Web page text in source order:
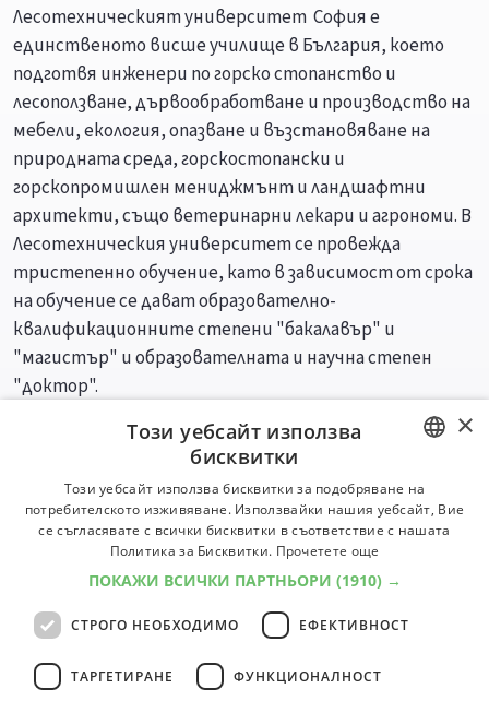
Лесотехническият университет ­ София е
единственото висше училище в България, което
подготвя инженери по горско стопанство и
лесоползване, дървообработване и производство на
мебели, екология, опазване и възстановяване на
природната среда, горскостопански и
горскопромишлен мениджмънт и ландшафтни
архитекти, също ветеринарни лекари и агрономи. В
Лесотехническия университет се провежда
тристепенно обучение, като в зависимост от срока
на обучение се дават образователно-
квалификационните степени "бакалавър" и
"магистър" и образователната и научна степен
"доктор".
Специалности Професии
BULGARIAN
ENGLISH
×
Този уебсайт използва
бисквитки
Този уебсайт използва бисквитки за подобряване на
потребителското изживяване. Използвайки нашия уебсайт, Вие
се съгласявате с всички бисквитки в съответствие с нашата
Политика за Бисквитки. Прочетете още
ПОКАЖИ ВСИЧКИ ПАРТНЬОРИ (1910) →
СТРОГО НЕОБХОДИМО ЕФЕКТИВНОСТ
ТАРГЕТИРАНЕ ФУНКЦИОНАЛНОСТ